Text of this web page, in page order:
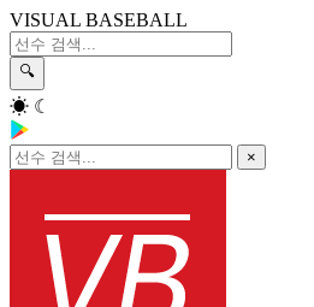
VISUAL BASEBALL
🔍
☀ ☾
×